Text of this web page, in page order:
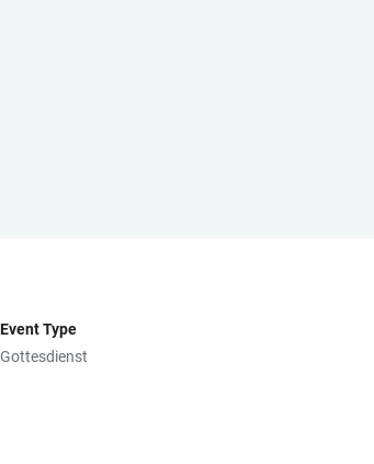
Event Type
Gottesdienst